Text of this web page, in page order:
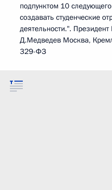
подпунктом 10
создавать студенческие
деятельности.".
Д.Медведев Москва,
329-ФЗ